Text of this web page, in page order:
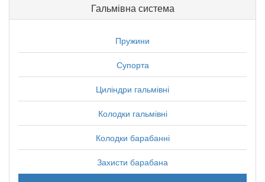
Гальмівна система
Пружини
Супорта
Циліндри гальмівні
Колодки гальмівні
Колодки барабанні
Захисти барабана